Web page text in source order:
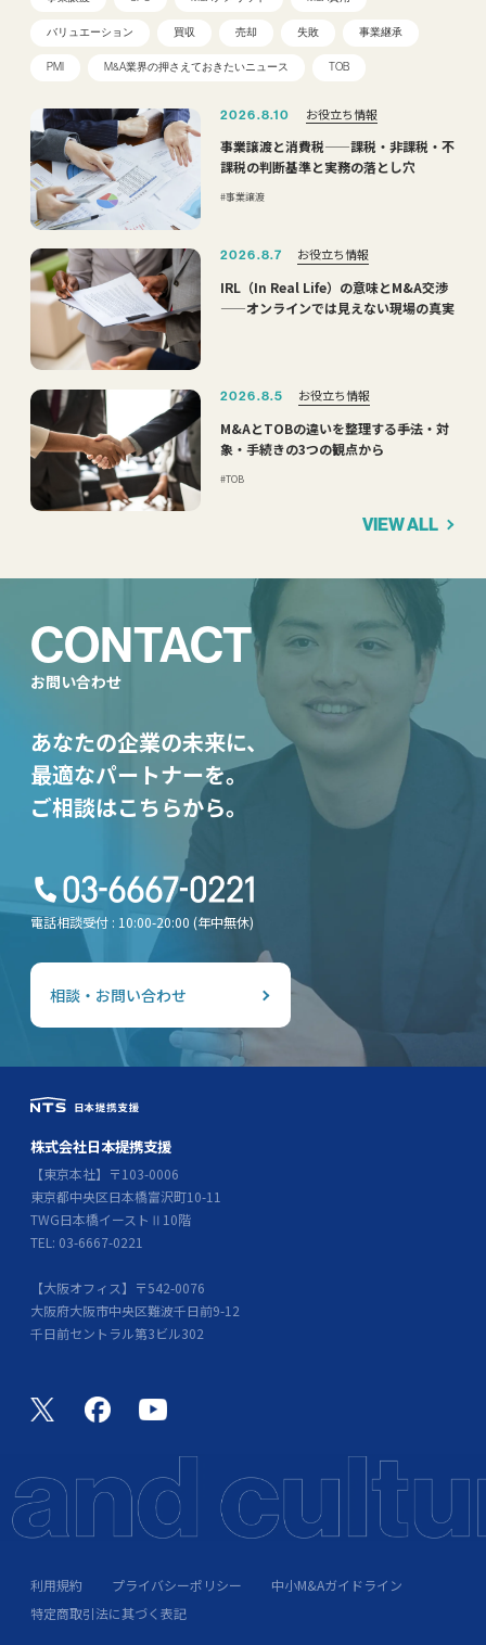
バリュエーション 買収 売却 失敗 事業継承
PMI M&A業界の押さえておきたいニュース TOB
2026.8.10 お役立ち情報
事業譲渡と消費税——課税・非課税・不
課税の判断基準と実務の落とし穴
事業譲渡
2026.8.7 お役立ち情報
IRL（In Real Life）の意味とM&A交渉
——オンラインでは見えない現場の真実
2026.8.5 お役立ち情報
M&AとTOBの違いを整理する――手法・対
象・手続きの3つの観点から
TOB
VIEW ALL
CONTACT
お問い合わせ
あなたの企業の未来に、
最適なパートナーを。
ご相談はこちらから。
電話相談受付 : 10:00-20:00 (年中無休)
相談・お問い合わせ
株式会社日本提携支援
【東京本社】〒103-0006
東京都中央区日本橋富沢町10-11
TWG日本橋イーストⅡ10階
TEL: 03-6667-0221
【大阪オフィス】〒542-0076
大阪府大阪市中央区難波千日前9-12
千日前セントラル第3ビル302
利用規約 プライバシーポリシー
中小M&Aガイドライン
特定商取引法に其づく表記